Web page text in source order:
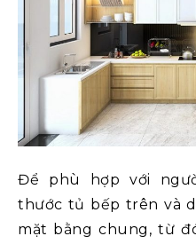
Để phù hợp với
thước tủ bếp trên và
mặt bằng chung, từ